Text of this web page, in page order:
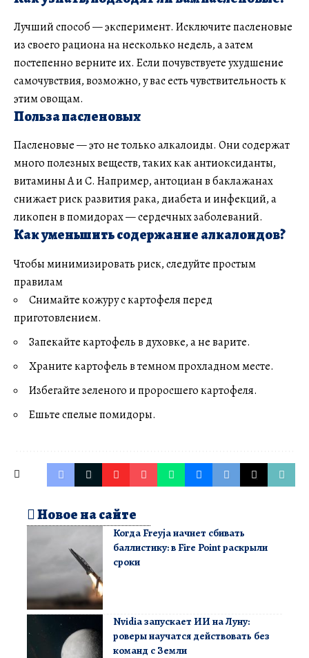
Лучший способ — эксперимент. Исключите пасленовые
из своего рациона на несколько недель, а затем
постепенно верните их. Если почувствуете ухудшение
самочувствия, возможно, у вас есть чувствительность к
этим овощам.
Польза пасленовых
Пасленовые — это не только алкалоиды. Они содержат
много полезных веществ, таких как антиоксиданты,
витамины А и С. Например, антоциан в баклажанах
снижает риск развития рака, диабета и инфекций, а
ликопен в помидорах — сердечных заболеваний.
Как уменьшить содержание алкалоидов?
Чтобы минимизировать риск, следуйте простым
правилам
Снимайте кожуру с картофеля перед
приготовлением.
Запекайте картофель в духовке, а не варите.
Храните картофель в темном прохладном месте.
Избегайте зеленого и проросшего картофеля.
Ешьте спелые помидоры.
Новое на сайте
Когда Freyja начнет сбивать
баллистику: в Fire Point раскрыли
сроки
Nvidia запускает ИИ на Луну:
роверы научатся действовать без
команд с Земли